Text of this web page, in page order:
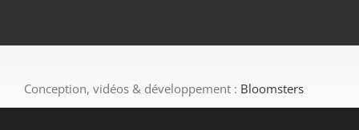
Conception, vidéos & développement : Bloomsters